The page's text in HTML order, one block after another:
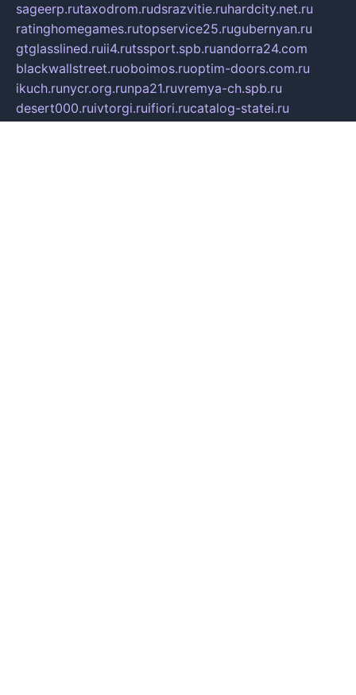
sageerp.rutaxodrom.rudsrazvitie.ruhardcity.net.ru
ratinghomegames.rutopservice25.rugubernyan.ru
gtglasslined.ruii4.rutssport.spb.ruandorra24.com
blackwallstreet.ruoboimos.ruoptim-doors.com.ru
ikuch.runycr.org.runpa21.ruvremya-ch.spb.ru
desert000.ruivtorgi.ruifiori.rucatalog-statei.ru